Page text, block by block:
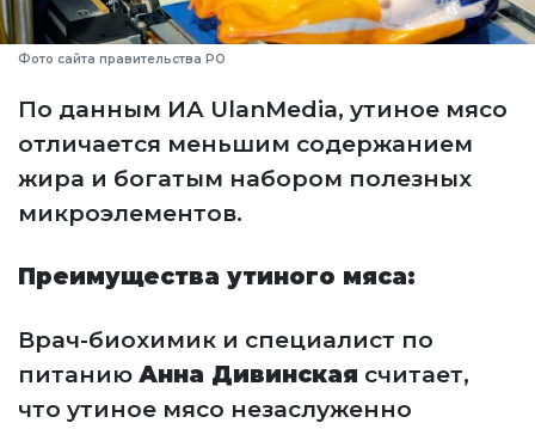
Фото сайта правительства РО
По данным ИА UlanMedia, утиное мясо
отличается меньшим содержанием
жира и богатым набором полезных
микроэлементов.
Преимущества утиного мяса:
Врач-биохимик и специалист по
питанию Анна Дивинская считает,
что утиное мясо незаслуженно